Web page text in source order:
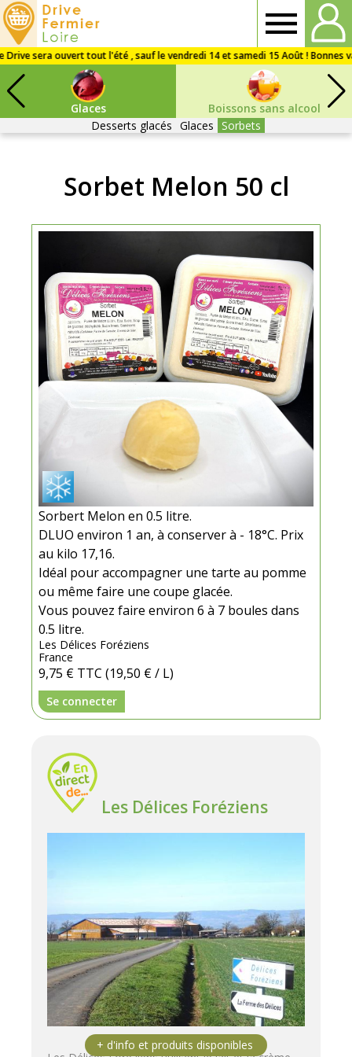
Loire
Glaces
Boissons sans alcool
Desserts glacés Glaces Sorbets
Sorbet Melon 50 cl
Sorbert Melon en 0.5 litre.
DLUO environ 1 an, à conserver à - 18°C. Prix
au kilo 17,16.
Idéal pour accompagner une tarte au pomme
ou même faire une coupe glacée.
Vous pouvez faire environ 6 à 7 boules dans
0.5 litre.
Les Délices Foréziens
France
9,75 € TTC (19,50 € / L)
Se connecter
Les Délices Foréziens